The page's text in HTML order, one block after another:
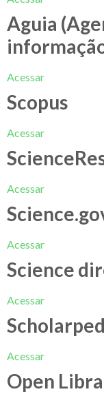
Aguia
Acessar
Scopus
Acessar
Acessar
Acessar
Science
Acessar
Acessar
Open